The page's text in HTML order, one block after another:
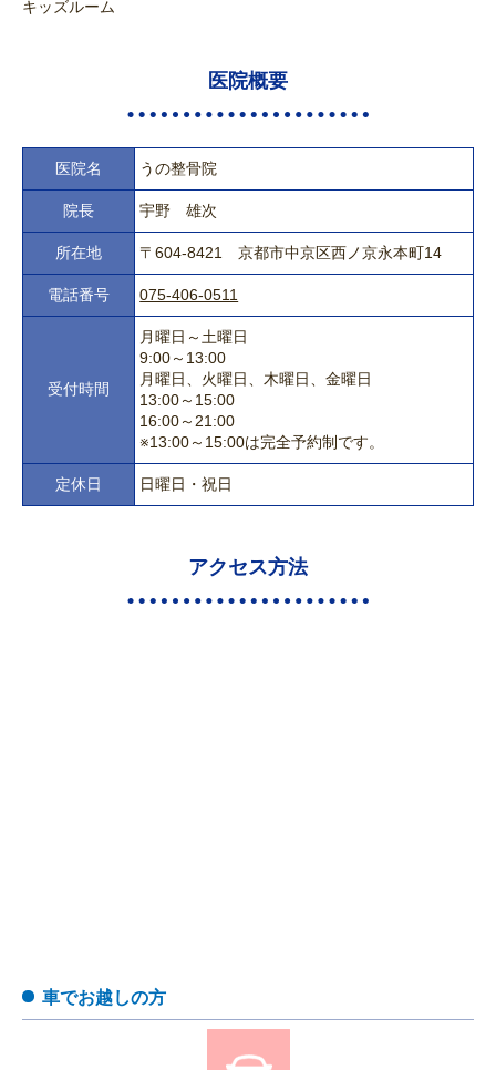
キッズルーム
医院概要
医院名 うの整骨院
院長 宇野 雄次
所在地 〒604-8421 京都市中京区西ノ京永本町14
電話番号 075-406-0511
受付時間
月曜日～土曜日
9:00～13:00
月曜日、火曜日、木曜日、金曜日
13:00～15:00
16:00～21:00
※13:00～15:00は完全予約制です。
定休日 日曜日・祝日
アクセス方法
車でお越しの方